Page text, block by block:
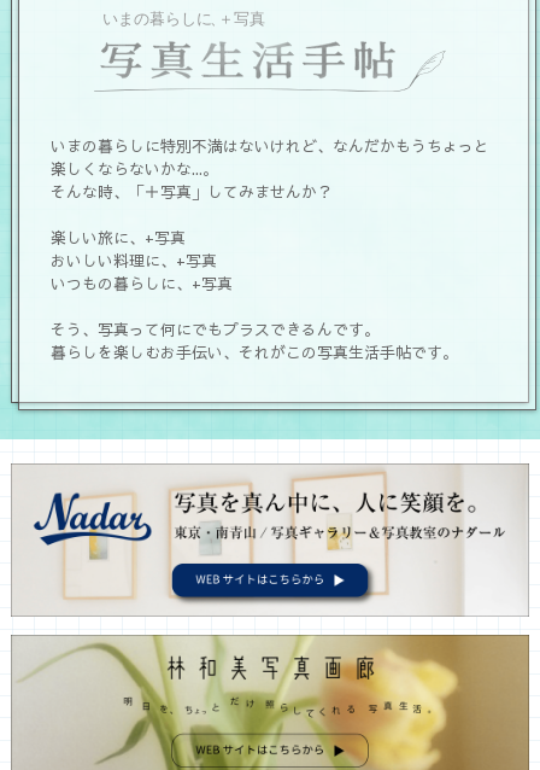
いまの暮らしに特別不満はないけれど、なんだかもうちょっと
楽しくならないかな...。
そんな時、「＋写真」してみませんか？
楽しい旅に、+写真
おいしい料理に、+写真
いつもの暮らしに、+写真
そう、写真って何にでもプラスできるんです。
暮らしを楽しむお手伝い、それがこの写真生活手帖です。